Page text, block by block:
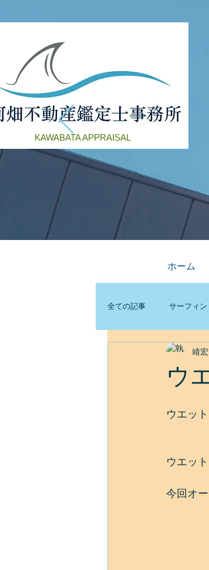
KAWABATA APPRAISAL
全ての記事 サーフィン
ウ
靖
ウエッ
ウエッ
今回オ
ホーム